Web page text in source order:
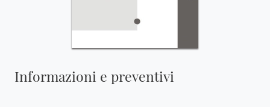
Informazioni e preventivi